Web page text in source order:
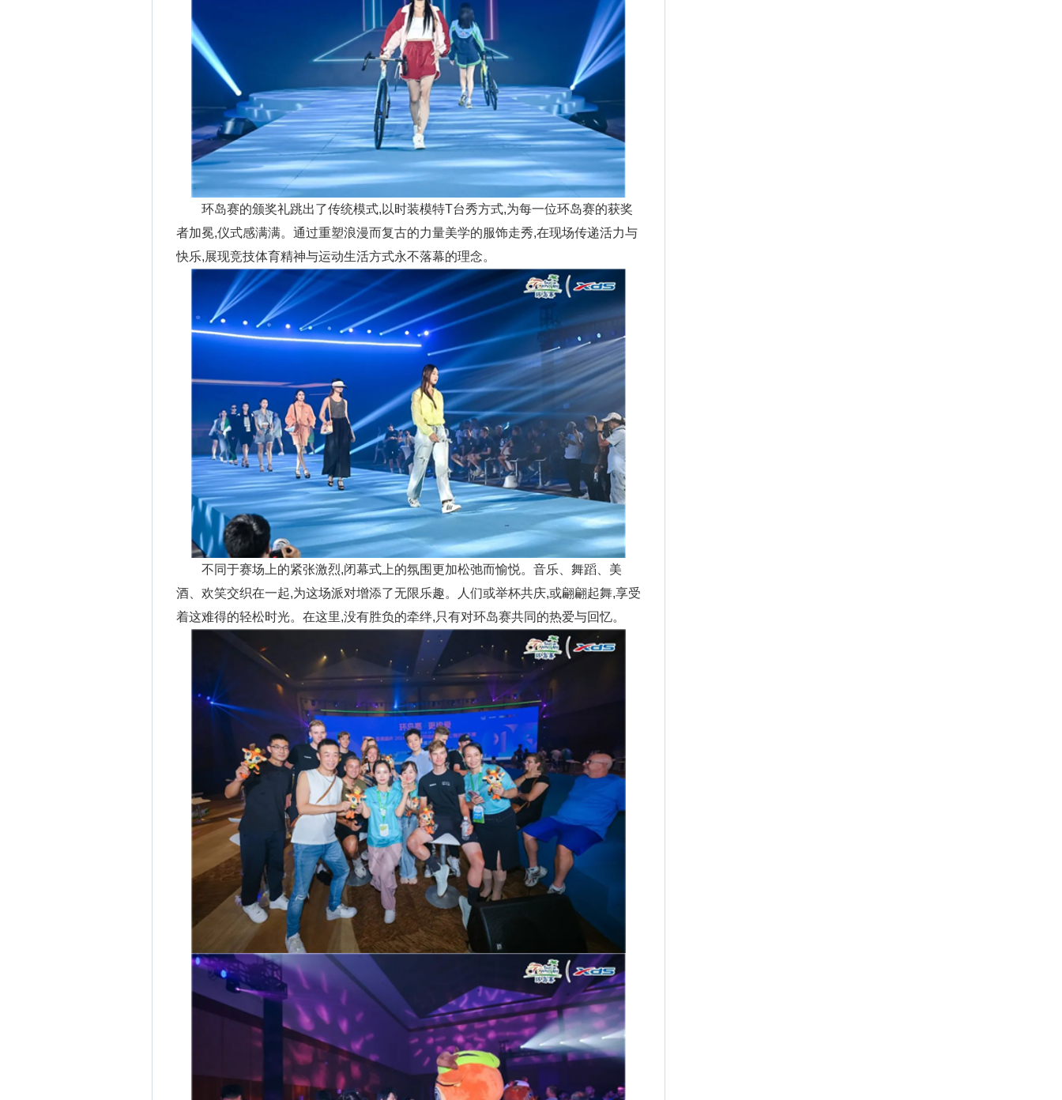
环岛赛的颁奖礼跳出了传统模式,以时装模特T台秀方式,为每一位环岛赛的获奖
者加冕,仪式感满满。通过重塑浪漫而复古的力量美学的服饰走秀,在现场传递活力与
快乐,展现竞技体育精神与运动生活方式永不落幕的理念。
不同于赛场上的紧张激烈,闭幕式上的氛围更加松弛而愉悦。音乐、舞蹈、美
酒、欢笑交织在一起,为这场派对增添了无限乐趣。人们或举杯共庆,或翩翩起舞,享受
着这难得的轻松时光。在这里,没有胜负的牵绊,只有对环岛赛共同的热爱与回忆。